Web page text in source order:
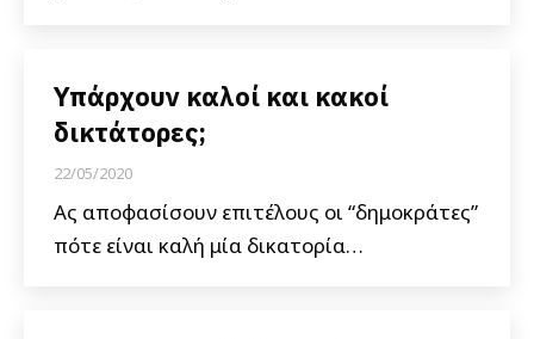
Υπάρχουν καλοί και κακοί
δικτάτορες;
22/05/2020
Ας αποφασίσουν επιτέλους οι “δημοκράτες”
πότε είναι καλή μία δικατορία…